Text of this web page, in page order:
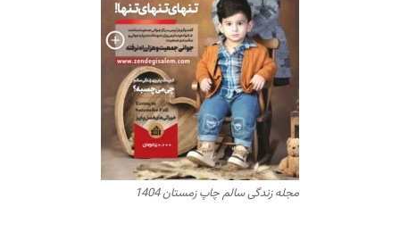
مجله زندگی سالم چاپ زمستان 1404